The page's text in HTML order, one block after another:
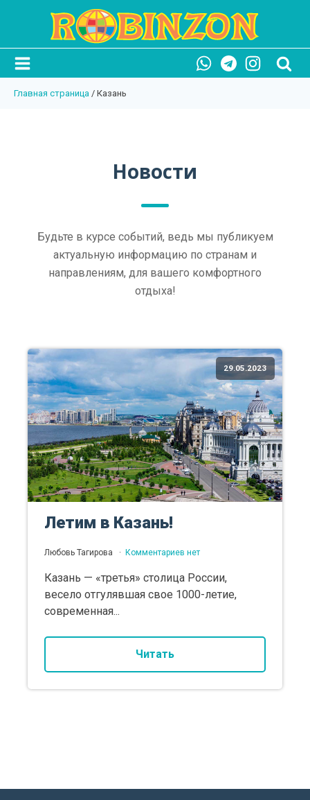
Главная страница / Казань
Новости
Будьте в курсе событий, ведь мы публикуем
актуальную информацию по странам и
направлениям, для вашего комфортного
отдыха!
29.05.2023
Летим в Казань!
Любовь Тагирова Комментариев нет
Казань — «третья» столица России,
весело отгулявшая свое 1000-летие,
современная...
Читать